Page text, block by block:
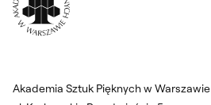
Akademia Sztuk Pięknych w Warszawie